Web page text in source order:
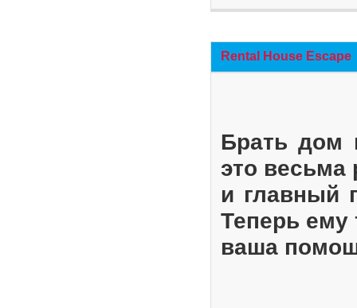
Rental House Escape
Брать дом
это весьма
и главный
Теперь ему
ваша